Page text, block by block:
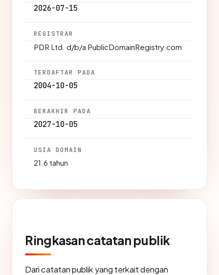
2026-07-15
REGISTRAR
PDR Ltd. d/b/a PublicDomainRegistry.com
TERDAFTAR PADA
2004-10-05
BERAKHIR PADA
2027-10-05
USIA DOMAIN
21.6 tahun
Ringkasan catatan publik
Dari catatan publik yang terkait dengan